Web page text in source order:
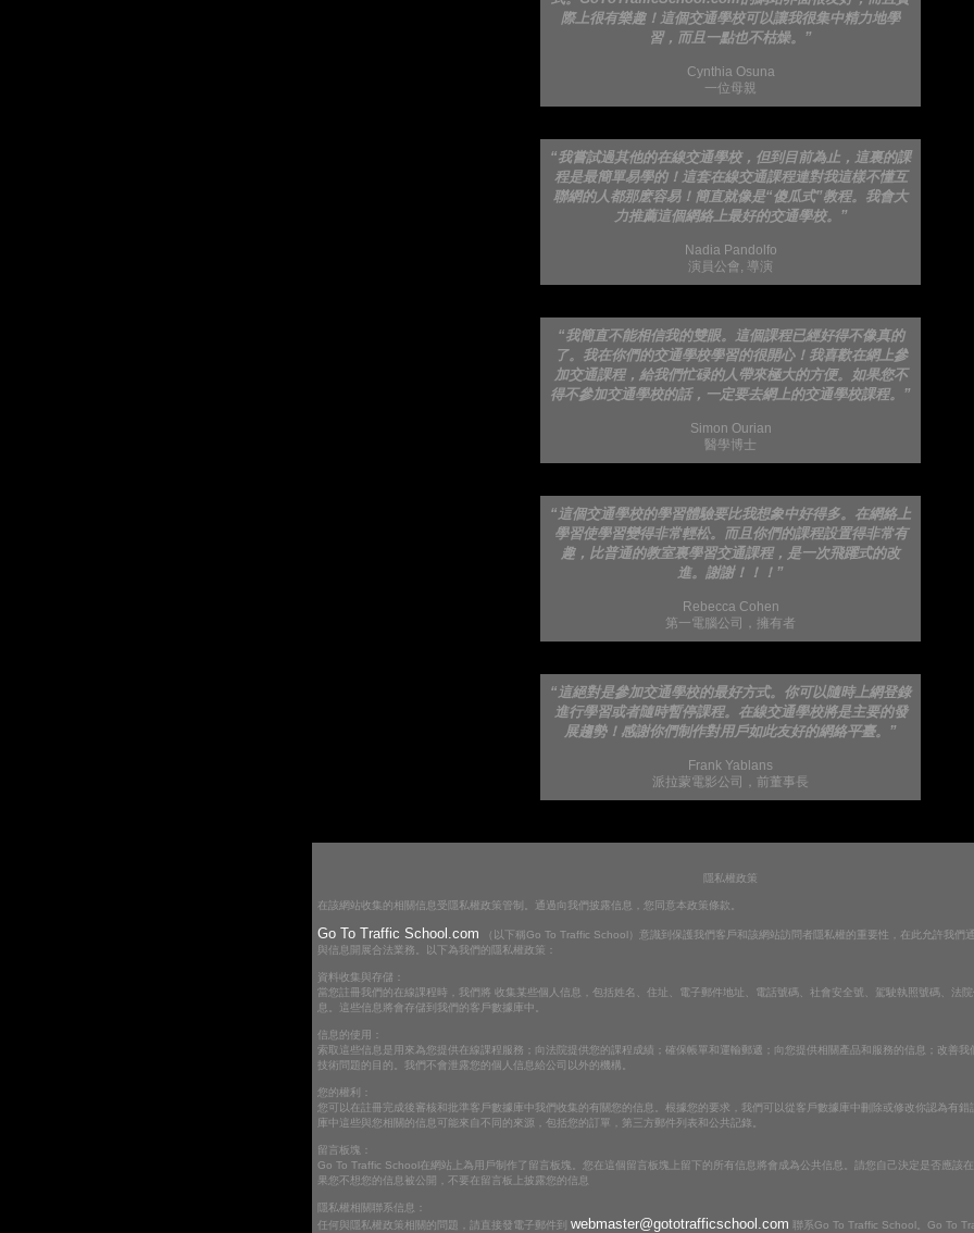
際上很有樂趣！這個交通學校可以讓我很集中精力地學
習，而且一點也不枯燥。”
Cynthia Osuna
一位母親
“我嘗試過其他的在線交通學校，但到目前為止，這裏的課
程是最簡單易學的！這套在線交通課程連對我這樣不懂互
聯網的人都那麽容易！簡直就像是“傻瓜式”教程。我會大
力推薦這個網絡上最好的交通學校。”
Nadia Pandolfo
演員公會, 導演
“我簡直不能相信我的雙眼。這個課程已經好得不像真的
了。我在你們的交通學校學習的很開心！我喜歡在網上參
加交通課程，給我們忙碌的人帶來極大的方便。如果您不
得不參加交通學校的話，一定要去網上的交通學校課程。”
Simon Ourian
醫學博士
“這個交通學校的學習體驗要比我想象中好得多。在網絡上
學習使學習變得非常輕松。而且你們的課程設置得非常有
趣，比普通的教室裏學習交通課程，是一次飛躍式的改
進。謝謝！！！”
Rebecca Cohen
第一電腦公司，擁有者
“這絕對是參加交通學校的最好方式。你可以隨時上網登錄
進行學習或者隨時暫停課程。在線交通學校將是主要的發
展趨勢！感謝你們制作對用戶如此友好的網絡平臺。”
Frank Yablans
派拉蒙電影公司，前董事長
隱私權政策
在該網站收集的相關信息受隱私權政策管制。通過向我們披露信息，您同意本政策條款。
Go To Traffic School.com
（以下稱Go To Traffic School）意識到保護我們客戶和該網站訪問者隱私權的重要性，在此允許我們
與信息開展合法業務。以下為我們的隱私權政策：
資料收集與存儲：
當您註冊我們的在線課程時，我們將 收集某些個人信息，包括姓名、住址、電子郵件地址、電話號碼、社會安全號、駕駛執照號碼、法
息。這些信息將會存儲到我們的客戶數據庫中。
信息的使用：
索取這些信息是用來為您提供在線課程服務；向法院提供您的課程成績；確保帳單和運輸郵遞；向您提供相關產品和服務的信息；改善
技術問題的目的。我們不會泄露您的個人信息給公司以外的機構。
您的權利：
您可以在註冊完成後審核和批準客戶數據庫中我們收集的有關您的信息。根據您的要求，我們可以從客戶數據庫中刪除或修改你認為有
庫中這些與您相關的信息可能來自不同的來源，包括您的訂單，第三方郵件列表和公共記錄。
留言板塊：
Go To Traffic School在網站上為用戶制作了留言板塊。您在這個留言板塊上留下的所有信息將會成為公共信息。請您自己決定是否應該
果您不想您的信息被公開，不要在留言板上披露您的信息
隱私權相關聯系信息：
任何與隱私權政策相關的問題，請直接發電子郵件到webmaster@gototrafficschool.com
聯系Go To Traffic School。Go To